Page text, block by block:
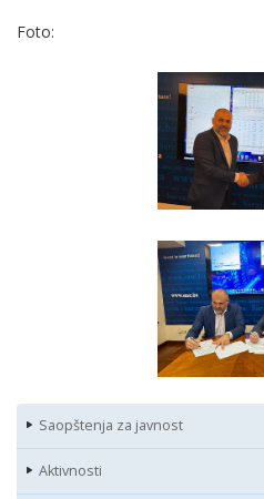
Foto:
Saopštenja za javnost
Aktivnosti